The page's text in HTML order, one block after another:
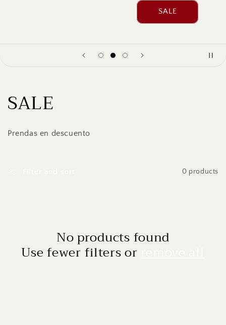
C
o
SALE
Prendas en descuento
0 products
No products found
Use fewer filters or